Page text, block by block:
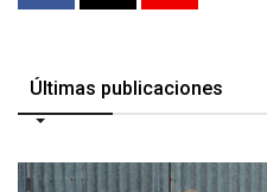
Últimas publicaciones